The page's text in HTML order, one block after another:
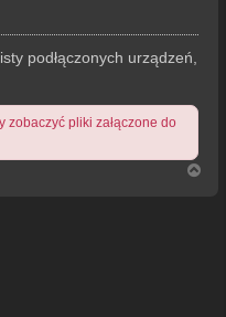
podłączonych urządzeń,
zobaczyć pliki załączone do